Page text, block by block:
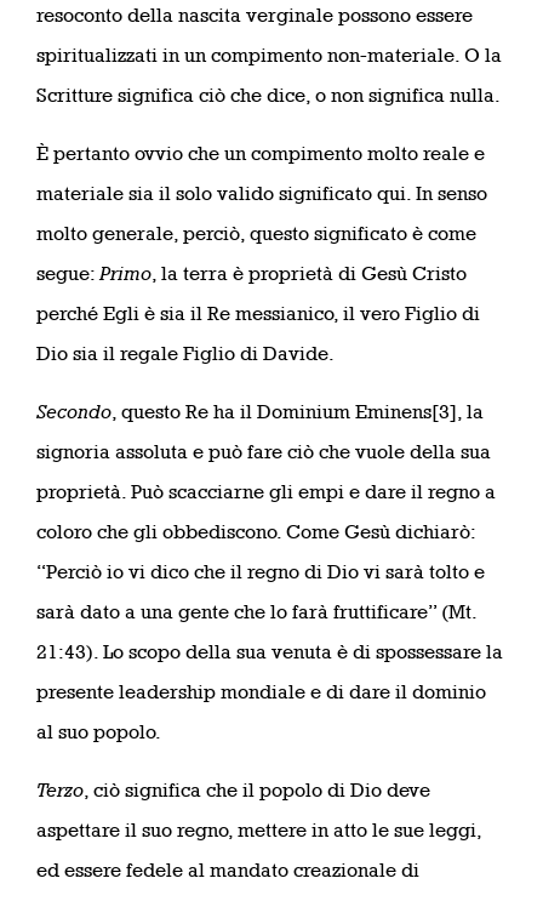
resoconto della nascita verginale possono essere
spiritualizzati in un compimento non-materiale. O la
Scritture significa ciò che dice, o non significa nulla.
È pertanto ovvio che un compimento molto reale e
materiale sia il solo valido significato qui. In senso
molto generale, perciò, questo significato è come
segue: Primo , la terra è proprietà di Gesù Cristo
perché Egli è sia il Re messianico, il vero Figlio di
Dio sia il regale Figlio di Davide.
Secondo , questo Re ha il Dominium Eminens[3], la
signoria assoluta e può fare ciò che vuole della sua
proprietà. Può scacciarne gli empi e dare il regno a
coloro che gli obbediscono. Come Gesù dichiarò:
“Perciò io vi dico che il regno di Dio vi sarà tolto e
sarà dato a una gente che lo farà fruttificare” (Mt.
21:43). Lo scopo della sua venuta è di spossessare la
presente leadership mondiale e di dare il dominio
al suo popolo.
Terzo , ciò significa che il popolo di Dio deve
aspettare il suo regno, mettere in atto le sue leggi,
ed essere fedele al mandato creazionale di